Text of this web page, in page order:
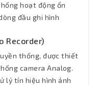
hoạt động ổn
đầu ghi hình
Recorder)
thống, được thiết
camera Analog.
lý tín hiệu hình ảnh